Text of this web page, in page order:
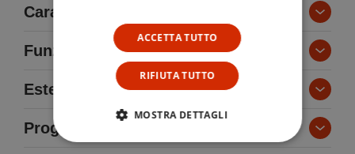
Caratteristiche tecniche
Funzioni
Estetica
Progettazione
ACCETTA TUTTO
RIFIUTA TUTTO
MOSTRA DETTAGLI